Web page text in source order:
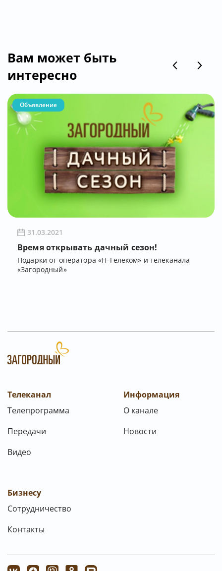
Вам может быть
интересно
Объявление
31.03.2021
Время открывать дачный сезон!
Подарки от оператора «Н-Телеком» и телеканала
«Загородный»
Телеканал
Телепрограмма
Передачи
Видео
Информация
О канале
Новости
Бизнесу
Сотрудничество
Контакты